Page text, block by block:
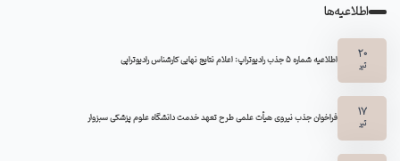
اطلاعیه‌ها
20
تیر اطلاعیه شماره 5 جذب رادیوتراپ: اعلام نتایج نهایی کارشناس رادیوتراپی
17
تیر فراخوان جذب نیروی هیأت علمی طرح تعهد خدمت دانشگاه علوم پزشکی سبزوار